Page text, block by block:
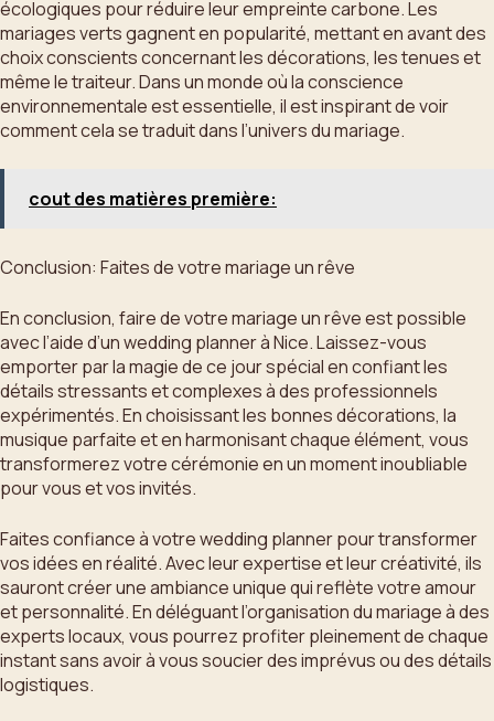
écologiques pour réduire leur empreinte carbone. Les
mariages verts gagnent en popularité, mettant en avant des
choix conscients concernant les décorations, les tenues et
même le traiteur. Dans un monde où la conscience
environnementale est essentielle, il est inspirant de voir
comment cela se traduit dans l’univers du mariage.
cout des matières première:
Conclusion: Faites de votre mariage un rêve
En conclusion, faire de votre mariage un rêve est possible
avec l’aide d’un wedding planner à Nice. Laissez-vous
emporter par la magie de ce jour spécial en confiant les
détails stressants et complexes à des professionnels
expérimentés. En choisissant les bonnes décorations, la
musique parfaite et en harmonisant chaque élément, vous
transformerez votre cérémonie en un moment inoubliable
pour vous et vos invités.
Faites confiance à votre wedding planner pour transformer
vos idées en réalité. Avec leur expertise et leur créativité, ils
sauront créer une ambiance unique qui reflète votre amour
et personnalité. En déléguant l’organisation du mariage à des
experts locaux, vous pourrez profiter pleinement de chaque
instant sans avoir à vous soucier des imprévus ou des détails
logistiques.